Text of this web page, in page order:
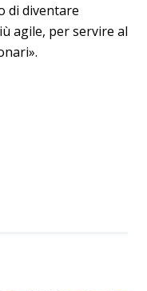
di diventare
agile, per servire al